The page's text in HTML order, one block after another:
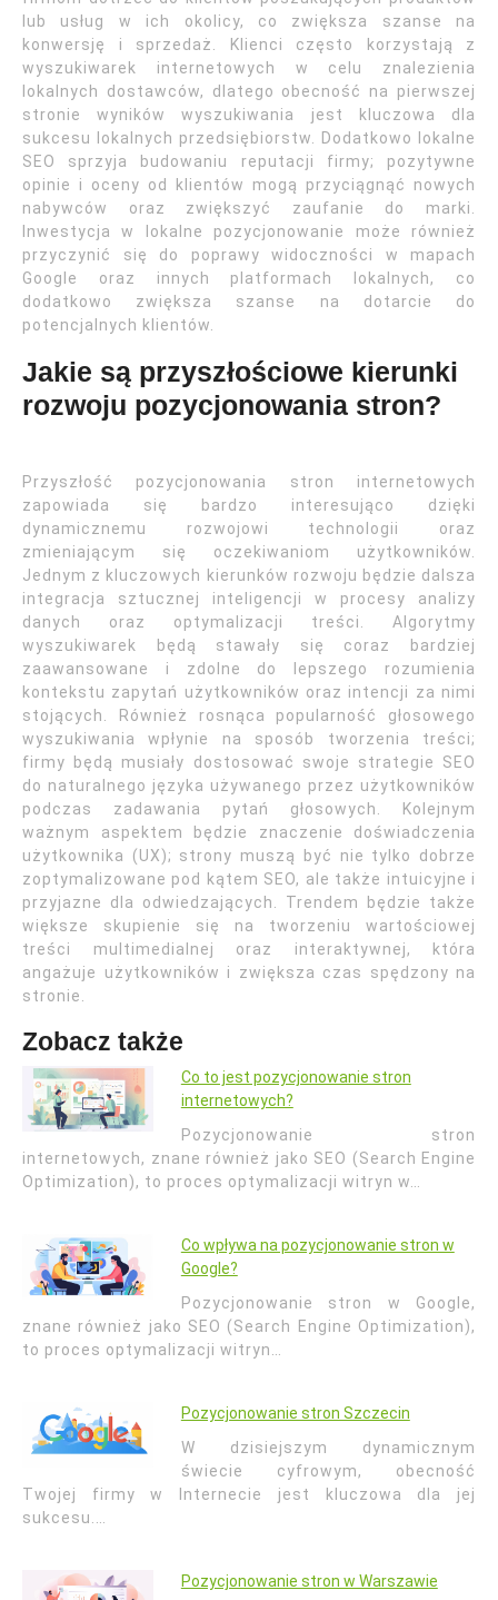
lub usług w ich okolicy, co zwiększa szanse na
konwersję i sprzedaż. Klienci często korzystają z
wyszukiwarek internetowych w celu znalezienia
lokalnych dostawców, dlatego obecność na pierwszej
stronie wyników wyszukiwania jest kluczowa dla
sukcesu lokalnych przedsiębiorstw. Dodatkowo lokalne
SEO sprzyja budowaniu reputacji firmy; pozytywne
opinie i oceny od klientów mogą przyciągnąć nowych
nabywców oraz zwiększyć zaufanie do marki.
Inwestycja w lokalne pozycjonowanie może również
przyczynić się do poprawy widoczności w mapach
Google oraz innych platformach lokalnych, co
dodatkowo zwiększa szanse na dotarcie do
potencjalnych klientów.
Jakie są przyszłościowe kierunki
rozwoju pozycjonowania stron?
Przyszłość pozycjonowania stron internetowych
zapowiada się bardzo interesująco dzięki
dynamicznemu rozwojowi technologii oraz
zmieniającym się oczekiwaniom użytkowników.
Jednym z kluczowych kierunków rozwoju będzie dalsza
integracja sztucznej inteligencji w procesy analizy
danych oraz optymalizacji treści. Algorytmy
wyszukiwarek będą stawały się coraz bardziej
zaawansowane i zdolne do lepszego rozumienia
kontekstu zapytań użytkowników oraz intencji za nimi
stojących. Również rosnąca popularność głosowego
wyszukiwania wpłynie na sposób tworzenia treści;
firmy będą musiały dostosować swoje strategie SEO
do naturalnego języka używanego przez użytkowników
podczas zadawania pytań głosowych. Kolejnym
ważnym aspektem będzie znaczenie doświadczenia
użytkownika (UX); strony muszą być nie tylko dobrze
zoptymalizowane pod kątem SEO, ale także intuicyjne i
przyjazne dla odwiedzających. Trendem będzie także
większe skupienie się na tworzeniu wartościowej
treści multimedialnej oraz interaktywnej, która
angażuje użytkowników i zwiększa czas spędzony na
stronie.
Zobacz także
Co to jest pozycjonowanie stron
internetowych?
Pozycjonowanie stron
internetowych, znane również jako SEO (Search Engine
Optimization), to proces optymalizacji witryn w…
Co wpływa na pozycjonowanie stron w
Google?
Pozycjonowanie stron w Google,
znane również jako SEO (Search Engine Optimization),
to proces optymalizacji witryn…
Pozycjonowanie stron Szczecin
W dzisiejszym dynamicznym
świecie cyfrowym, obecność
Twojej firmy w Internecie jest kluczowa dla jej
sukcesu.…
Pozycjonowanie stron w Warszawie